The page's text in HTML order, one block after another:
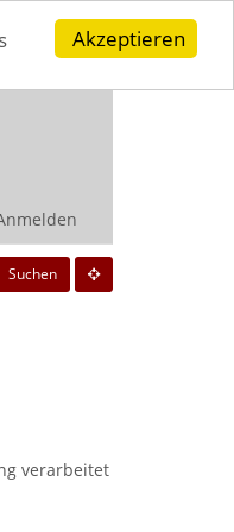
Akzeptieren
Suchen
verarbeitet